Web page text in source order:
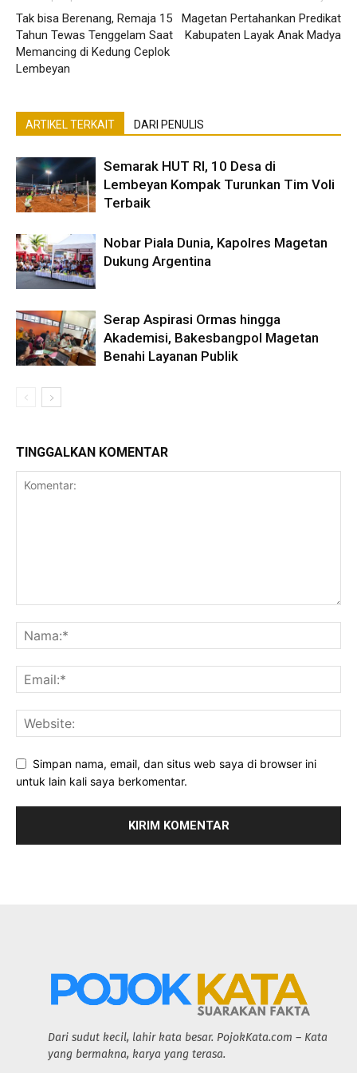
Tak bisa Berenang, Remaja 15
Tahun Tewas Tenggelam Saat
Memancing di Kedung Ceplok
Lembeyan
Magetan Pertahankan Predikat
Kabupaten Layak Anak Madya
ARTIKEL TERKAIT DARI PENULIS
Semarak HUT RI, 10 Desa di
Lembeyan Kompak Turunkan Tim Voli
Terbaik
Nobar Piala Dunia, Kapolres Magetan
Dukung Argentina
Serap Aspirasi Ormas hingga
Akademisi, Bakesbangpol Magetan
Benahi Layanan Publik
TINGGALKAN KOMENTAR
Simpan nama, email, dan situs web saya di browser ini
untuk lain kali saya berkomentar.
Dari sudut kecil, lahir kata besar. PojokKata.com – Kata
yang bermakna, karya yang terasa.